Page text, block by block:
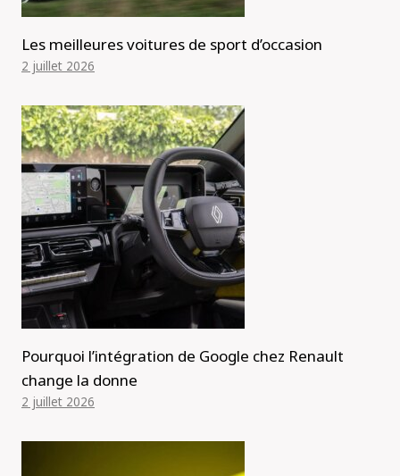
Les meilleures voitures de sport d’occasion
2 juillet 2026
Pourquoi l’intégration de Google chez Renault
change la donne
2 juillet 2026